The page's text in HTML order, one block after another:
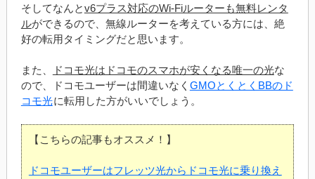
そしてなんとv6プラス対応のWi-Fiルーターも無料レンタ
ルができるので、無線ルーターを考えている方には、絶
好の転用タイミングだと思います。
また、 ドコモ光はドコモのスマホが安くなる唯一の光な
ので、ドコモユーザーは間違いなく GMOとくとくBBのド
コモ光に転用した方がいいでしょう。
【こちらの記事もオススメ！】
ドコモユーザーはフレッツ光からドコモ光に乗り換え